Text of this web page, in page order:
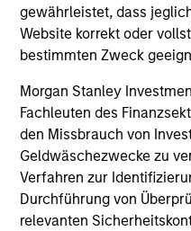
gewährleistet, dass
Website korrekt oder
bestimmten Zweck
Morgan Stanley
Fachleuten des
den Missbrauch von
Geldwäschezwecke zu
Verfahren zur
Durchführung von
relevanten
Psaila and Uday
The Water
01-JUN-2026
Water has long
industrial input. That
fail. As mines,
plants and data